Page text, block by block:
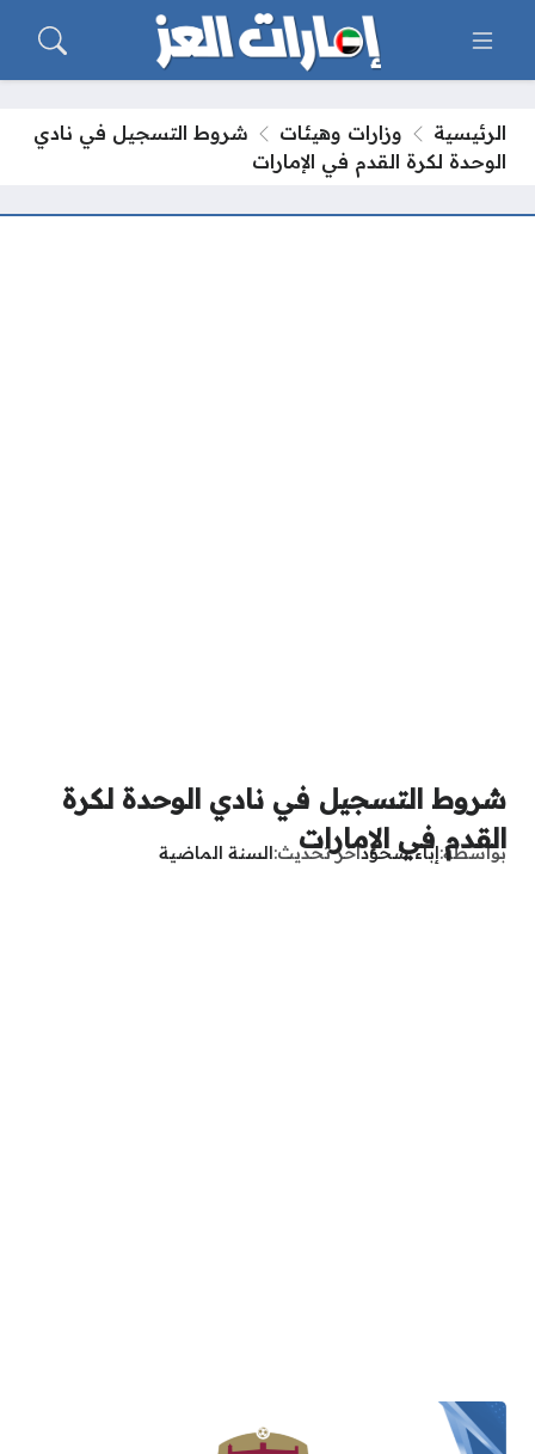
الرئيسية وزارات وهيئات
شروط التسجيل في نادي
الوحدة لكرة القدم في الإمارات
شروط التسجيل في نادي الوحدة لكرة
القدم في الإمارات
بواسطة إباء شحودآخر تحديث السنة الماضية